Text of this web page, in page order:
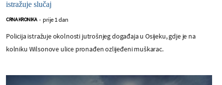
istražuje slučaj
CRNA KRONIKA - prije 1 dan
Policija istražuje okolnosti jutrošnjeg događaja u Osijeku, gdje je na
kolniku Wilsonove ulice pronađen ozlijeđeni muškarac.